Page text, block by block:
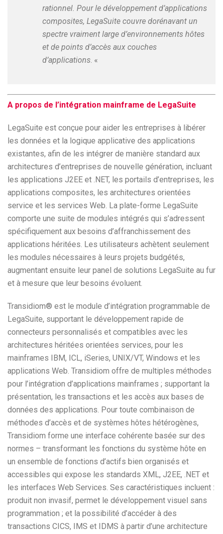
rationnel. Pour le développement d’applications
composites, LegaSuite couvre dorénavant un
spectre vraiment large d’environnements hôtes
et de points d’accès aux couches
d’applications. «
A propos de l’intégration mainframe de LegaSuite
LegaSuite est conçue pour aider les entreprises à libérer
les données et la logique applicative des applications
existantes, afin de les intégrer de manière standard aux
architectures d’entreprises de nouvelle génération, incluant
les applications J2EE et .NET, les portails d’entreprises, les
applications composites, les architectures orientées
service et les services Web. La plate-forme LegaSuite
comporte une suite de modules intégrés qui s’adressent
spécifiquement aux besoins d’affranchissement des
applications héritées. Les utilisateurs achètent seulement
les modules nécessaires à leurs projets budgétés,
augmentant ensuite leur panel de solutions LegaSuite au fur
et à mesure que leur besoins évoluent.
Transidiom® est le module d’intégration programmable de
LegaSuite, supportant le développement rapide de
connecteurs personnalisés et compatibles avec les
architectures héritées orientées services, pour les
mainframes IBM, ICL, iSeries, UNIX/VT, Windows et les
applications Web. Transidiom offre de multiples méthodes
pour l’intégration d’applications mainframes ; supportant la
présentation, les transactions et les accès aux bases de
données des applications. Pour toute combinaison de
méthodes d’accès et de systèmes hôtes hétérogènes,
Transidiom forme une interface cohérente basée sur des
normes – transformant les fonctions du système hôte en
un ensemble de fonctions d’actifs bien organisés et
accessibles qui expose les standards XML, J2EE, .NET et
les interfaces Web Services. Ses caractéristiques incluent :
produit non invasif, permet le développement visuel sans
programmation ; et la possibilité d’accéder à des
transactions CICS, IMS et IDMS à partir d’une architecture